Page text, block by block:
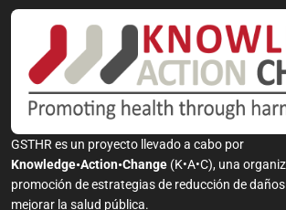
GSTHR es un proyecto llevado a cabo por
Knowledge•Action•Change (K•A•C), una
promoción de estrategias de reducción de
mejorar la salud pública.